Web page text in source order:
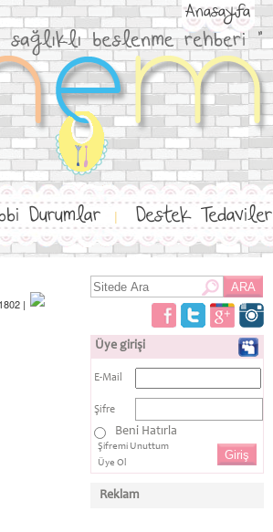
Anasayfa
Durumlar | Destek Tedaviler
|
Üye girişi
E-Mail
Şifre
Beni Hatırla
Şifremi Unuttum
Üye Ol
Reklam